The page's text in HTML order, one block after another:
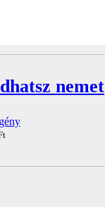
nemet